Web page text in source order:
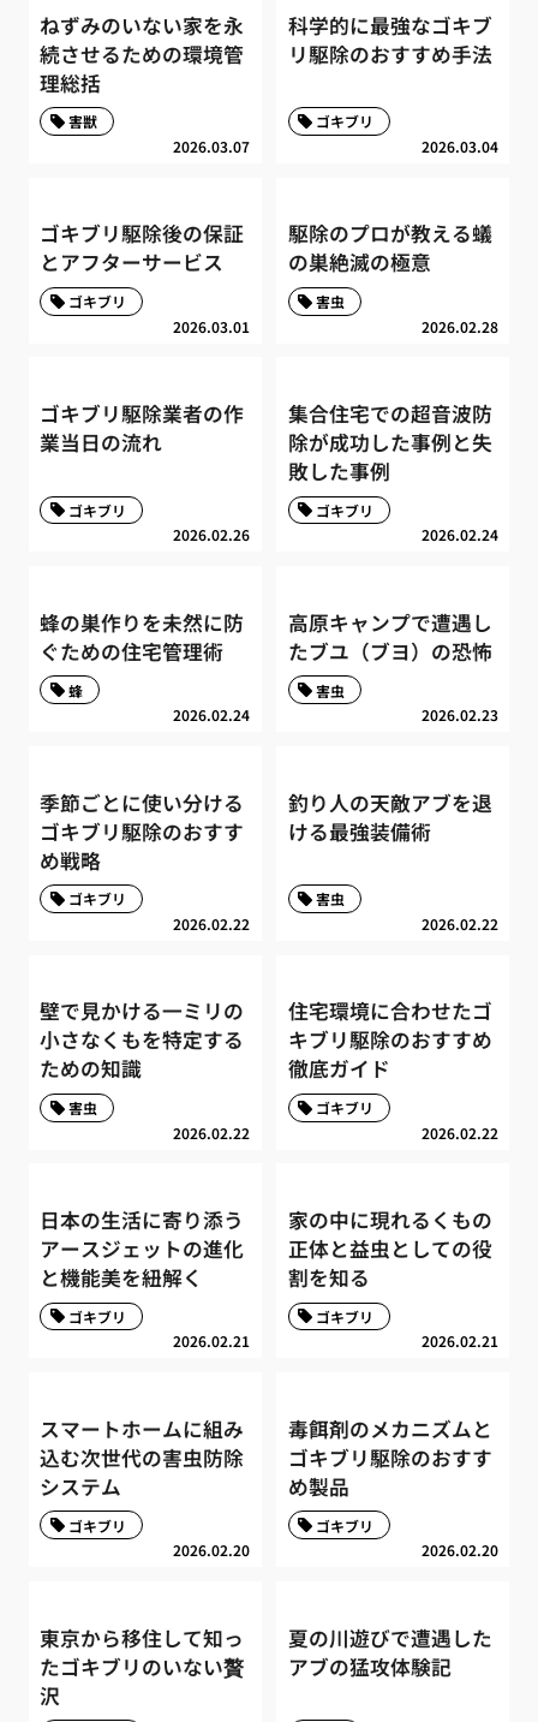
ねずみのいない家を永
続させるための環境管
理総括
2026.03.07
害獣
科学的に最強なゴキブ
リ駆除のおすすめ手法
2026.03.04
ゴキブリ
ゴキブリ駆除後の保証
とアフターサービス
2026.03.01
ゴキブリ
駆除のプロが教える蟻
の巣絶滅の極意
2026.02.28
害虫
ゴキブリ駆除業者の作
業当日の流れ
2026.02.26
ゴキブリ
集合住宅での超音波防
除が成功した事例と失
敗した事例
2026.02.24
ゴキブリ
蜂の巣作りを未然に防
ぐための住宅管理術
2026.02.24
蜂
高原キャンプで遭遇し
たブユ（ブヨ）の恐怖
2026.02.23
害虫
季節ごとに使い分ける
ゴキブリ駆除のおすす
め戦略
2026.02.22
ゴキブリ
釣り人の天敵アブを退
ける最強装備術
2026.02.22
害虫
壁で見かける一ミリの
小さなくもを特定する
ための知識
2026.02.22
害虫
住宅環境に合わせたゴ
キブリ駆除のおすすめ
徹底ガイド
2026.02.22
ゴキブリ
日本の生活に寄り添う
アースジェットの進化
と機能美を紐解く
2026.02.21
ゴキブリ
家の中に現れるくもの
正体と益虫としての役
割を知る
2026.02.21
ゴキブリ
スマートホームに組み
込む次世代の害虫防除
システム
2026.02.20
ゴキブリ
毒餌剤のメカニズムと
ゴキブリ駆除のおすす
め製品
2026.02.20
ゴキブリ
東京から移住して知っ
たゴキブリのいない贅
沢
夏の川遊びで遭遇した
アブの猛攻体験記